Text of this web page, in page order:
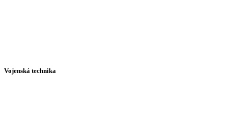
Vojenská technika